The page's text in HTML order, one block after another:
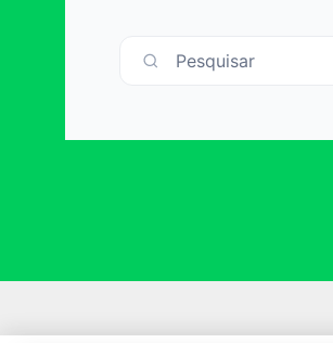
Pesquisar